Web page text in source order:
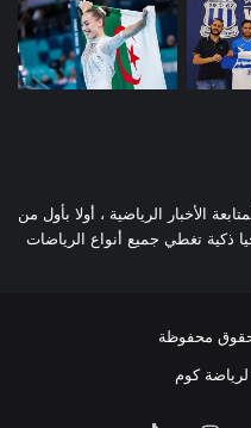
الأخبار الرياضية ، أولا بأول من
ذكية تغطي جميع أنواع الرياضات
محفوظة
كوم